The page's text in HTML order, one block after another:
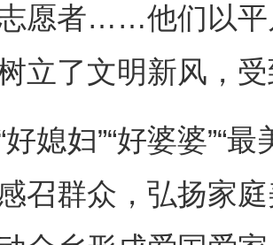
愿者……他们以平
立了文明新风，
妇”“好婆婆”“最
召群众，弘扬家